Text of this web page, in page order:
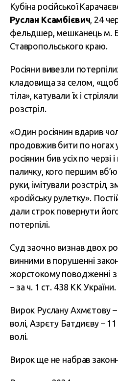
Кубіна російської
Руслан Ксамбієвич, 24
фельдшер, мешканець м.
Ставропольського краю.
Росіяни вивезли
кладовища за селом,
тіла», катували їх і
розстріл.
«Один росіянин вдарив
продовжив бити по ногах
росіянин бив усіх по черзі
паличку, кого першим
руки, імітували розстріл,
«російську рулетку».
дали строк повернути
потерпілі.
Суд заочно визнав двох
винними в порушенні
жорстокому поводженні
– за ч. 1 ст. 438 КК України.
Вирок Руслану Ахмєтову
волі, Азрєту Батдиєву –
волі.
Вирок ще не набрав